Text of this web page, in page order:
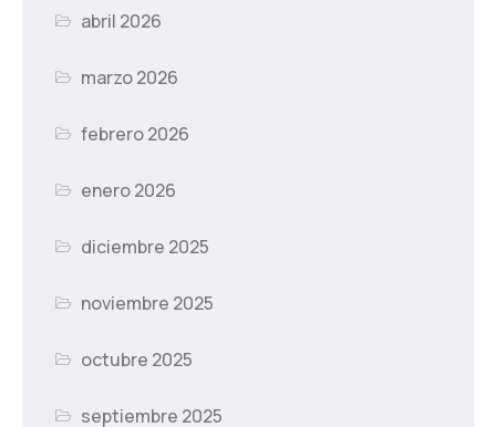
abril 2026
marzo 2026
febrero 2026
enero 2026
diciembre 2025
noviembre 2025
octubre 2025
septiembre 2025